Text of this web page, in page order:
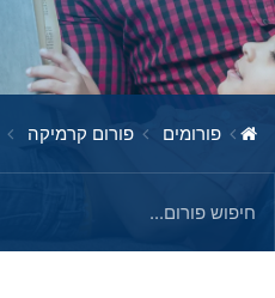
פורומים פורום קרמיקה